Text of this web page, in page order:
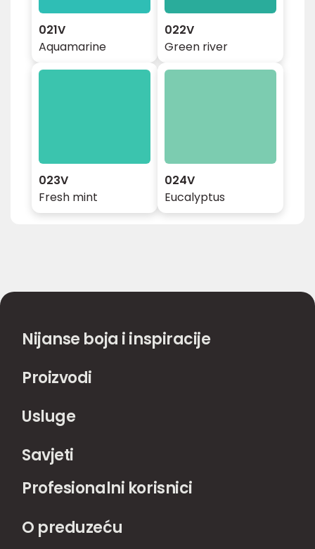
021V
Aquamarine
022V
Green river
023V
Fresh mint
024V
Eucalyptus
Nijanse boja i inspiracije
Proizvodi
Usluge
Savjeti
Profesionalni korisnici
O preduzeću